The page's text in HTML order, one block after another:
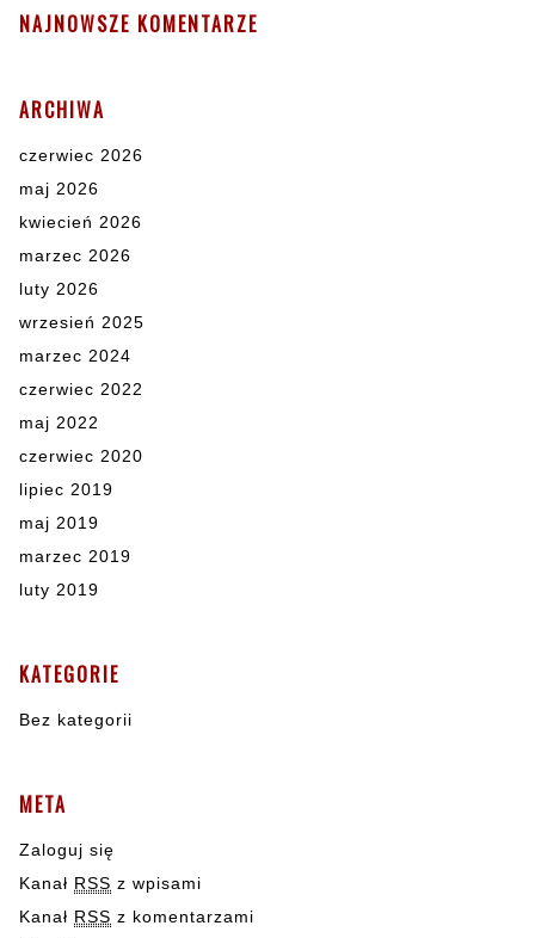
NAJNOWSZE KOMENTARZE
ARCHIWA
czerwiec 2026
maj 2026
kwiecień 2026
marzec 2026
luty 2026
wrzesień 2025
marzec 2024
czerwiec 2022
maj 2022
czerwiec 2020
lipiec 2019
maj 2019
marzec 2019
luty 2019
KATEGORIE
Bez kategorii
META
Zaloguj się
Kanał RSS z wpisami
Kanał RSS z komentarzami